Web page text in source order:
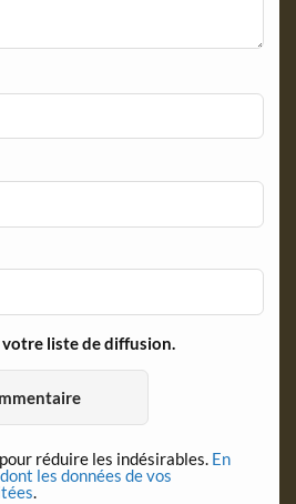
liste de diffusion.
réduire les indésirables. En
les données de vos
.